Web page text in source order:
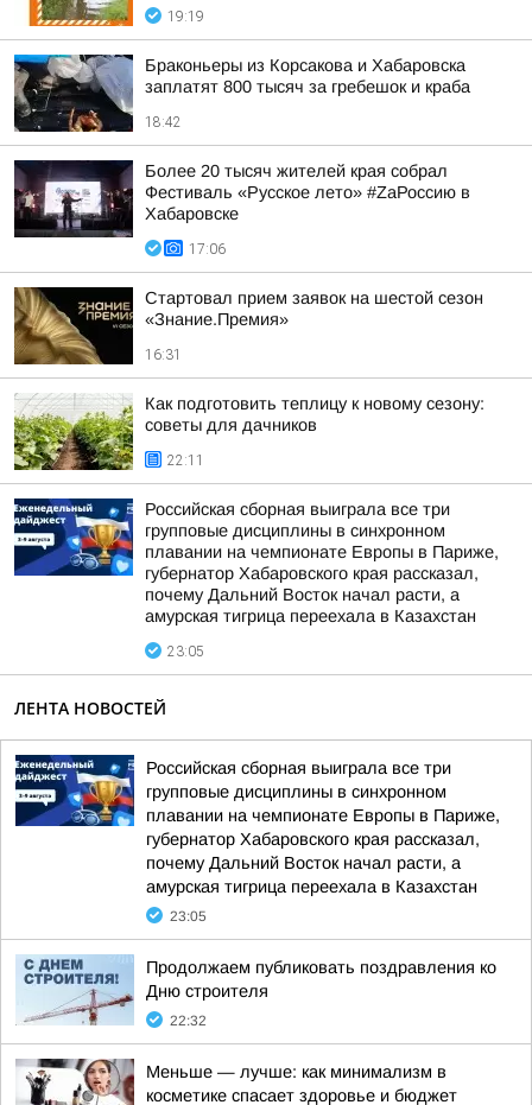
19:19
Браконьеры из Корсакова и Хабаровска
заплатят 800 тысяч за гребешок и краба
18:42
Более 20 тысяч жителей края собрал
Фестиваль «Русское лето» #ZaРоссию в
Хабаровске
17:06
Стартовал прием заявок на шестой сезон
«Знание.Премия»
16:31
Как подготовить теплицу к новому сезону:
советы для дачников
22:11
Российская сборная выиграла все три
групповые дисциплины в синхронном
плавании на чемпионате Европы в Париже,
губернатор Хабаровского края рассказал,
почему Дальний Восток начал расти, а
амурская тигрица переехала в Казахстан
23:05
ЛЕНТА НОВОСТЕЙ
Российская сборная выиграла все три
групповые дисциплины в синхронном
плавании на чемпионате Европы в Париже,
губернатор Хабаровского края рассказал,
почему Дальний Восток начал расти, а
амурская тигрица переехала в Казахстан
23:05
Продолжаем публиковать поздравления ко
Дню строителя
22:32
Меньше — лучше: как минимализм в
косметике спасает здоровье и бюджет